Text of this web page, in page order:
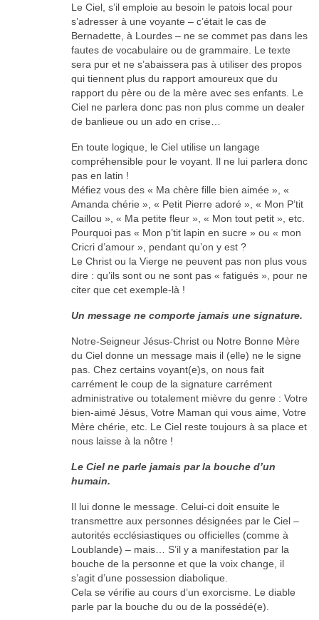
Le Ciel, s’il emploie au besoin le patois local pour
s’adresser à une voyante – c’était le cas de
Bernadette, à Lourdes – ne se commet pas dans les
fautes de vocabulaire ou de grammaire. Le texte
sera pur et ne s’abaissera pas à utiliser des propos
qui tiennent plus du rapport amoureux que du
rapport du père ou de la mère avec ses enfants. Le
Ciel ne parlera donc pas non plus comme un dealer
de banlieue ou un ado en crise…
En toute logique, le Ciel utilise un langage
compréhensible pour le voyant. Il ne lui parlera donc
pas en latin !
Méfiez vous des « Ma chère fille bien aimée », «
Amanda chérie », « Petit Pierre adoré », « Mon P’tit
Caillou », « Ma petite fleur », « Mon tout petit », etc.
Pourquoi pas « Mon p’tit lapin en sucre » ou « mon
Cricri d’amour », pendant qu’on y est ?
Le Christ ou la Vierge ne peuvent pas non plus vous
dire : qu’ils sont ou ne sont pas « fatigués », pour ne
citer que cet exemple-là !
Un message ne comporte jamais une signature.
Notre-Seigneur Jésus-Christ ou Notre Bonne Mère
du Ciel donne un message mais il (elle) ne le signe
pas. Chez certains voyant(e)s, on nous fait
carrément le coup de la signature carrément
administrative ou totalement mièvre du genre : Votre
bien-aimé Jésus, Votre Maman qui vous aime, Votre
Mère chérie, etc. Le Ciel reste toujours à sa place et
nous laisse à la nôtre !
Le Ciel ne parle jamais par la bouche d’un
humain.
Il lui donne le message. Celui-ci doit ensuite le
transmettre aux personnes désignées par le Ciel –
autorités ecclésiastiques ou officielles (comme à
Loublande) – mais… S’il y a manifestation par la
bouche de la personne et que la voix change, il
s’agit d’une possession diabolique.
Cela se vérifie au cours d’un exorcisme. Le diable
parle par la bouche du ou de la possédé(e).